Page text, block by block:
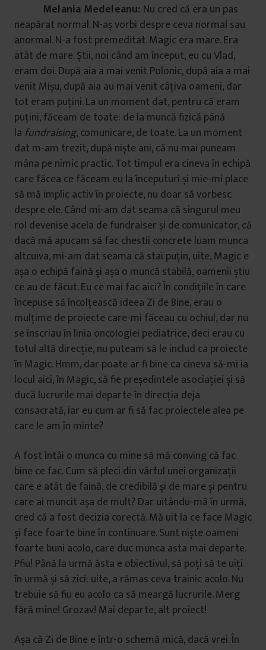
Melania Medeleanu: Nu cred că era un pas
neapărat normal. N-aș vorbi despre ceva normal sau
anormal. N-a fost premeditat. Magic era mare. Era
atât de mare. Știi, noi când am început, eu cu Vlad,
eram doi. După aia a mai venit Polonic, după aia a mai
venit Mișu, după aia au mai venit câțiva oameni, dar
tot eram puțini. La un moment dat, pentru că eram
puțini, făceam de toate: de la muncă fizică până
la fundraising, comunicare, de toate. La un moment
dat m-am trezit, după niște ani, că nu mai puneam
mâna pe nimic practic. Tot timpul era cineva în echipă
care făcea ce făceam eu la începuturi și mie-mi place
să mă implic activ în proiecte, nu doar să vorbesc
despre ele. Când mi-am dat seama că singurul meu
rol devenise acela de fundraiser și de comunicator, că
dacă mă apucam să fac chestii concrete luam munca
altcuiva, mi-am dat seama că stai puțin, uite, Magic e
așa o echipă faină și așa o muncă stabilă, oamenii știu
ce au de făcut. Eu ce mai fac aici? În condițiile în care
începuse să încolțească ideea Zi de Bine, erau o
mulțime de proiecte care-mi făceau cu ochiul, dar nu
se înscriau în linia oncologiei pediatrice, deci erau cu
totul altă direcție, nu puteam să le includ ca proiecte
în Magic. Hmm, dar poate ar fi bine ca cineva să-mi ia
locul aici, în Magic, să fie președintele asociației și să
ducă lucrurile mai departe în direcția deja
consacrată, iar eu cum ar fi să fac proiectele alea pe
care le am în minte?
A fost întâi o munca cu mine să mă conving că fac
bine ce fac. Cum să pleci din vârful unei organizații
care e atât de faină, de credibilă și de mare și pentru
care ai muncit așa de mult? Dar uitându-mă în urmă,
cred că a fost decizia corectă. Mă uit la ce face Magic
și face foarte bine în continuare. Sunt niște oameni
foarte buni acolo, care duc munca asta mai departe.
Pfiu! Până la urmă ăsta e obiectivul, să poți să te uiți
în urmă și să zici: uite, a rămas ceva trainic acolo. Nu
trebuie să fiu eu acolo ca să meargă lucrurile. Merg
fără mine! Grozav! Mai departe, alt proiect!
Așa că Zi de Bine e într-o schemă mică, dacă vrei. În